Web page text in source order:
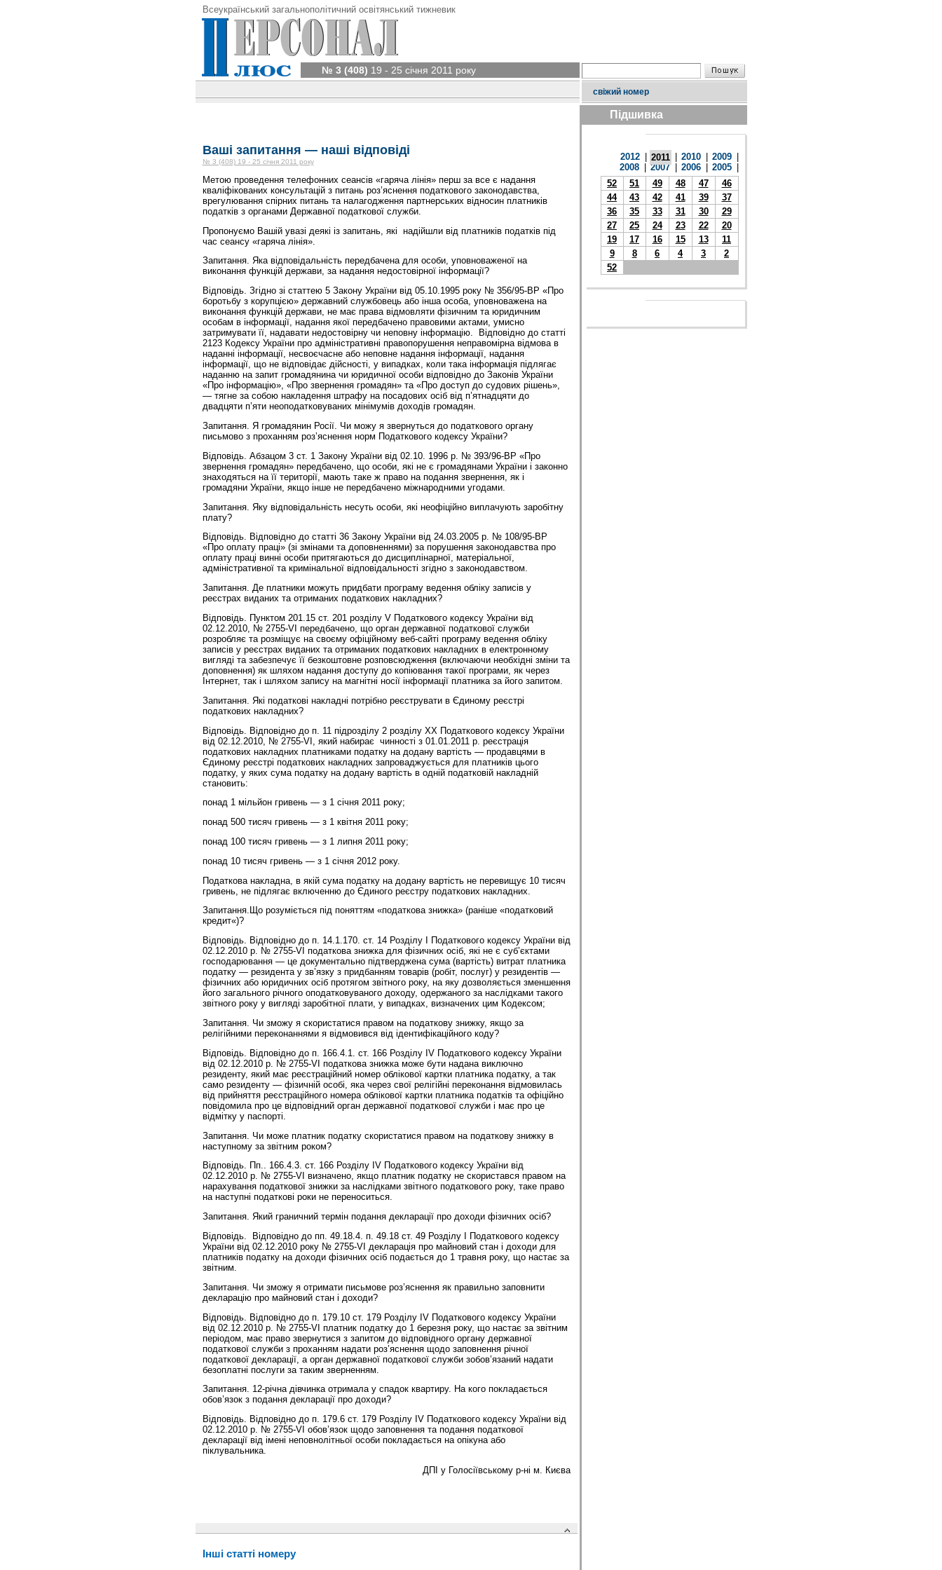
Всеукраїнський загальнополітичний освітянський тижневик
№ 3 (408) 19 - 25 січня 2011 року
свіжий номер
Ваші запитання — наші відповіді
№ 3 (408) 19 - 25 січня 2011 року
Метою проведення телефонних сеансів «гаряча лінія» перш за все є надання
кваліфікованих консультацій з питань роз’яснення податкового законодавства,
врегулювання спірних питань та налагодження партнерських відносин платників
податків з органами Державної податкової служби.
Пропонуємо Вашій увазі деякі із запитань, які надійшли від платників податків під
час сеансу «гаряча лінія».
Запитання. Яка відповідальність передбачена для особи, уповноваженої на
виконання функцій держави, за надання недостовірної інформації?
Відповідь. Згідно зі статтею 5 Закону України від 05.10.1995 року № 356/95-ВР «Про
боротьбу з корупцією» державний службовець або інша особа, уповноважена на
виконання функцій держави, не має права відмовляти фізичним та юридичним
особам в інформації, надання якої передбачено правовими актами, умисно
затримувати її, надавати недостовірну чи неповну інформацію. Відповідно до статті
2123 Кодексу України про адміністративні правопорушення неправомірна відмова в
наданні інформації, несвоєчасне або неповне надання інформації, надання
інформації, що не відповідає дійсності, у випадках, коли така інформація підлягає
наданню на запит громадянина чи юридичної особи відповідно до Законів України
«Про інформацію», «Про звернення громадян» та «Про доступ до судових рішень»,
— тягне за собою накладення штрафу на посадових осіб від п’ятнадцяти до
двадцяти п’яти неоподатковуваних мінімумів доходів громадян.
Запитання. Я громадянин Росії. Чи можу я звернуться до податкового органу
письмово з проханням роз’яснення норм Податкового кодексу України?
Відповідь. Абзацом 3 ст. 1 Закону України від 02.10. 1996 р. № 393/96-ВР «Про
звернення громадян» передбачено, що особи, які не є громадянами України і законно
знаходяться на її території, мають таке ж право на подання звернення, як і
громадяни України, якщо інше не передбачено міжнародними угодами.
Запитання. Яку відповідальність несуть особи, які неофіційно виплачують заробітну
плату?
Відповідь. Відповідно до статті 36 Закону України від 24.03.2005 р. № 108/95-ВР
«Про оплату праці» (зі змінами та доповненнями) за порушення законодавства про
оплату праці винні особи притягаються до дисциплінарної, матеріальної,
адміністративної та кримінальної відповідальності згідно з законодавством.
Запитання. Де платники можуть придбати програму ведення обліку записів у
реєстрах виданих та отриманих податкових накладних?
Відповідь. Пунктом 201.15 ст. 201 розділу V Податкового кодексу України від
02.12.2010, № 2755-VI передбачено, що орган державної податкової служби
розробляє та розміщує на своєму офіційному веб-сайті програму ведення обліку
записів у реєстрах виданих та отриманих податкових накладних в електронному
вигляді та забезпечує її безкоштовне розповсюдження (включаючи необхідні зміни та
доповнення) як шляхом надання доступу до копіювання такої програми, як через
Інтернет, так і шляхом запису на магнітні носії інформації платника за його запитом.
Запитання. Які податкові накладні потрібно реєструвати в Єдиному реєстрі
податкових накладних?
Відповідь. Відповідно до п. 11 підрозділу 2 розділу ХХ Податкового кодексу України
від 02.12.2010, № 2755-VI, який набирає чинності з 01.01.2011 р. реєстрація
податкових накладних платниками податку на додану вартість — продавцями в
Єдиному реєстрі податкових накладних запроваджується для платників цього
податку, у яких сума податку на додану вартість в одній податковій накладній
становить:
понад 1 мільйон гривень — з 1 січня 2011 року;
понад 500 тисяч гривень — з 1 квітня 2011 року;
понад 100 тисяч гривень — з 1 липня 2011 року;
понад 10 тисяч гривень — з 1 січня 2012 року.
Податкова накладна, в якій сума податку на додану вартість не перевищує 10 тисяч
гривень, не підлягає включенню до Єдиного реєстру податкових накладних.
Запитання.Що розуміється під поняттям «податкова знижка» (раніше «податковий
кредит«)?
Відповідь. Відповідно до п. 14.1.170. ст. 14 Розділу І Податкового кодексу України від
02.12.2010 р. № 2755-VI податкова знижка для фізичних осіб, які не є суб’єктами
господарювання — це документально підтверджена сума (вартість) витрат платника
податку — резидента у зв’язку з придбанням товарів (робіт, послуг) у резидентів —
фізичних або юридичних осіб протягом звітного року, на яку дозволяється зменшення
його загального річного оподатковуваного доходу, одержаного за наслідками такого
звітного року у вигляді заробітної плати, у випадках, визначених цим Кодексом;
Запитання. Чи зможу я скористатися правом на податкову знижку, якщо за
релігійними переконаннями я відмовився від ідентифікаційного коду?
Відповідь. Відповідно до п. 166.4.1. ст. 166 Розділу ІV Податкового кодексу України
від 02.12.2010 р. № 2755-VI податкова знижка може бути надана виключно
резиденту, який має реєстраційний номер облікової картки платника податку, а так
само резиденту — фізичній особі, яка через свої релігійні переконання відмовилась
від прийняття реєстраційного номера облікової картки платника податків та офіційно
повідомила про це відповідний орган державної податкової служби і має про це
відмітку у паспорті.
Запитання. Чи може платник податку скористатися правом на податкову знижку в
наступному за звітним роком?
Відповідь. Пп.. 166.4.3. ст. 166 Розділу ІV Податкового кодексу України від
02.12.2010 р. № 2755-VI визначено, якщо платник податку не скористався правом на
нарахування податкової знижки за наслідками звітного податкового року, таке право
на наступні податкові роки не переноситься.
Запитання. Який граничний термін подання декларації про доходи фізичних осіб?
Відповідь. Відповідно до пп. 49.18.4. п. 49.18 ст. 49 Розділу І Податкового кодексу
України від 02.12.2010 року № 2755-VI декларація про майновий стан і доходи для
платників податку на доходи фізичних осіб подається до 1 травня року, що настає за
звітним.
Запитання. Чи зможу я отримати письмове роз’яснення як правильно заповнити
декларацію про майновий стан і доходи?
Відповідь. Відповідно до п. 179.10 ст. 179 Розділу ІV Податкового кодексу України
від 02.12.2010 р. № 2755-VI платник податку до 1 березня року, що настає за звітним
періодом, має право звернутися з запитом до відповідного органу державної
податкової служби з проханням надати роз’яснення щодо заповнення річної
податкової декларації, а орган державної податкової служби зобов’язаний надати
безоплатні послуги за таким зверненням.
Запитання. 12-річна дівчинка отримала у спадок квартиру. На кого покладається
обов’язок з подання декларації про доходи?
Відповідь. Відповідно до п. 179.6 ст. 179 Розділу ІV Податкового кодексу України від
02.12.2010 р. № 2755-VI обов’язок щодо заповнення та подання податкової
декларації від імені неповнолітньої особи покладається на опікуна або
піклувальника.
ДПІ у Голосіївському р-ні м. Києва
Інші статті номеру
Підшивка
2012 2011 2010 2009
2008
2007 2006 2005
52
51 49 48 47
46
44
43 42 41 39
37
36
35 33 31 30
29
27
25 24 23 22
20
19
17 16 15 13
11
9
8 6 4 3
2
52